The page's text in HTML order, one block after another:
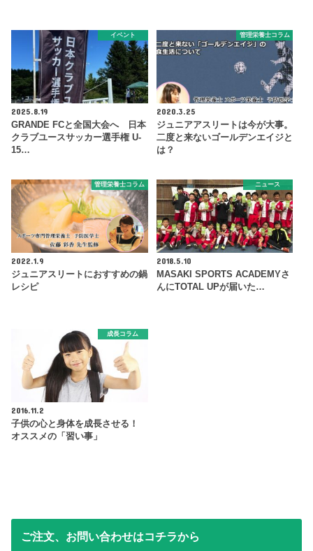
イベント
2025.8.19
GRANDE FCと全国大会へ 日本
クラブユースサッカー選手権 U-
15…
管理栄養士コラム
2020.3.25
ジュニアアスリートは今が大事。
二度と来ないゴールデンエイジと
は？
管理栄養士コラム
2022.1.9
ジュニアスリートにおすすめの鍋
レシピ
ニュース
2018.5.10
MASAKI SPORTS ACADEMYさ
んにTOTAL UPが届いた…
成長コラム
2016.11.2
子供の心と身体を成長させる！
オススメの「習い事」
ご注文、お問い合わせはコチラから